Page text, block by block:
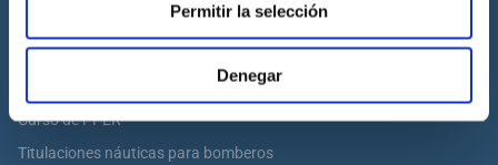
Permitir la selección
Denegar
Curso de Patrón de Yate
Curso de PPER
Titulaciones náuticas para bomberos